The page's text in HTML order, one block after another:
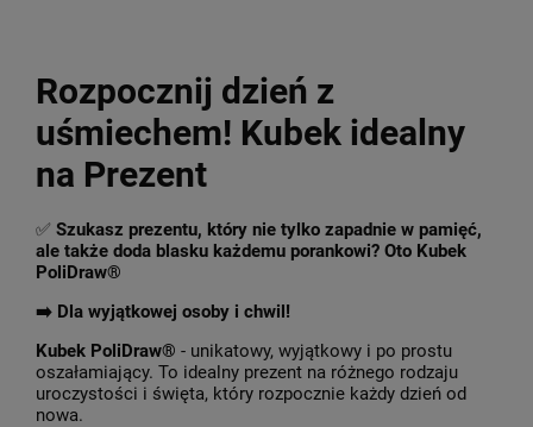
Rozpocznij dzień z
uśmiechem! Kubek idealny
na Prezent
✅ Szukasz prezentu, który nie tylko zapadnie w pamięć,
ale także doda blasku każdemu porankowi? Oto Kubek
PoliDraw®
➡️ Dla wyjątkowej osoby i chwil!
Kubek PoliDraw® - unikatowy, wyjątkowy i po prostu
oszałamiający. To idealny prezent na różnego rodzaju
uroczystości i święta, który rozpocznie każdy dzień od
nowa.